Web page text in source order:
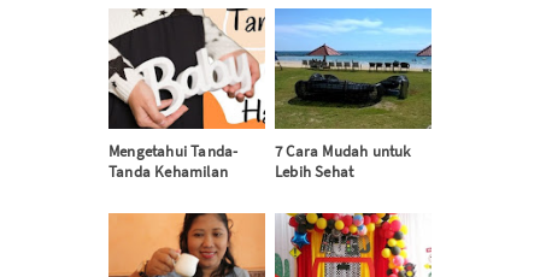
Mengetahui Tanda-
Tanda Kehamilan
7 Cara Mudah untuk
Lebih Sehat